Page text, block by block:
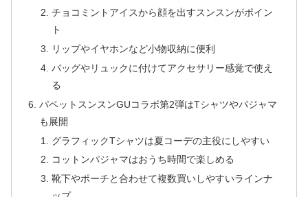
チョコミントアイスから顔を出すスンスンがポイン
ト
リップやイヤホンなど小物収納に便利
バッグやリュックに付けてアクセサリー感覚で使え
る
パペットスンスンGUコラボ第2弾はTシャツやパジャマ
も展開
グラフィックTシャツは夏コーデの主役にしやすい
コットンパジャマはおうち時間で楽しめる
靴下やポーチと合わせて複数買いしやすいラインナ